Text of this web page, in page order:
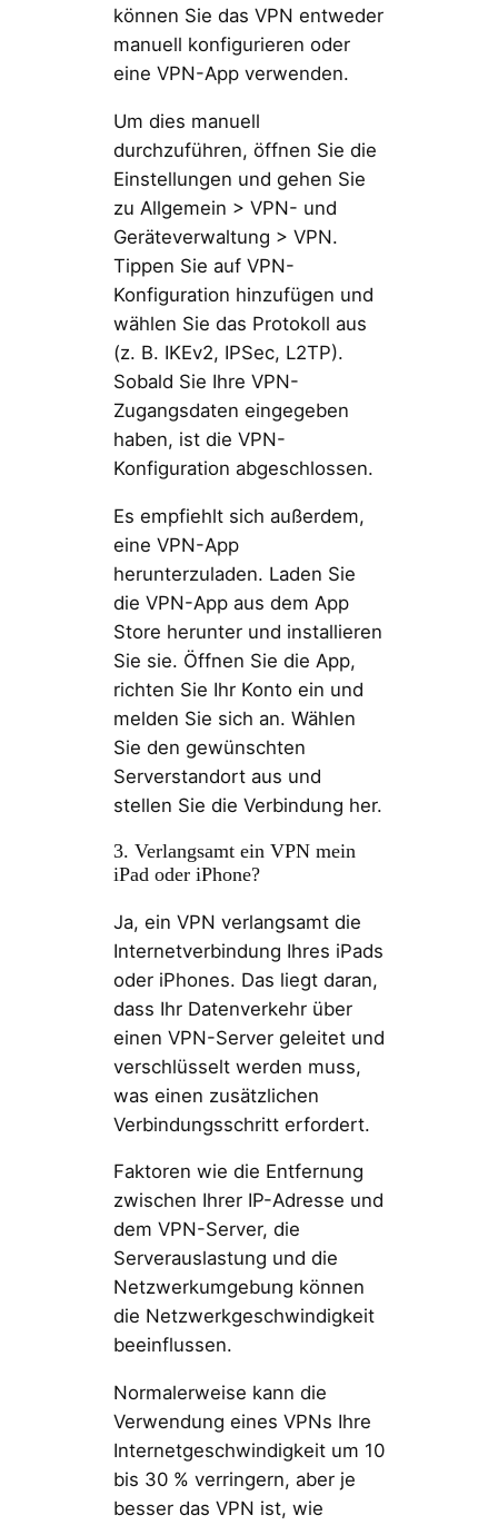
können Sie das VPN entweder
manuell konfigurieren oder
eine VPN-App verwenden.
Um dies manuell
durchzuführen, öffnen Sie die
Einstellungen und gehen Sie
zu Allgemein > VPN- und
Geräteverwaltung > VPN.
Tippen Sie auf VPN-
Konfiguration hinzufügen und
wählen Sie das Protokoll aus
(z. B. IKEv2, IPSec, L2TP).
Sobald Sie Ihre VPN-
Zugangsdaten eingegeben
haben, ist die VPN-
Konfiguration abgeschlossen.
Es empfiehlt sich außerdem,
eine VPN-App
herunterzuladen. Laden Sie
die VPN-App aus dem App
Store herunter und installieren
Sie sie. Öffnen Sie die App,
richten Sie Ihr Konto ein und
melden Sie sich an. Wählen
Sie den gewünschten
Serverstandort aus und
stellen Sie die Verbindung her.
3. Verlangsamt ein VPN mein
iPad oder iPhone?
Ja, ein VPN verlangsamt die
Internetverbindung Ihres iPads
oder iPhones. Das liegt daran,
dass Ihr Datenverkehr über
einen VPN-Server geleitet und
verschlüsselt werden muss,
was einen zusätzlichen
Verbindungsschritt erfordert.
Faktoren wie die Entfernung
zwischen Ihrer IP-Adresse und
dem VPN-Server, die
Serverauslastung und die
Netzwerkumgebung können
die Netzwerkgeschwindigkeit
beeinflussen.
Normalerweise kann die
Verwendung eines VPNs Ihre
Internetgeschwindigkeit um 10
bis 30 % verringern, aber je
besser das VPN ist, wie